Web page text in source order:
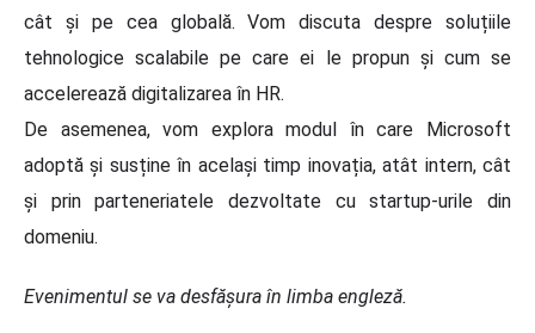
cât și pe cea globală. Vom discuta despre soluțiile
tehnologice scalabile pe care ei le propun și cum se
accelerează digitalizarea în HR.
De asemenea, vom explora modul în care Microsoft
adoptă și susține în același timp inovația, atât intern, cât
și prin parteneriatele dezvoltate cu startup-urile din
domeniu.
Evenimentul se va desfășura în limba engleză.